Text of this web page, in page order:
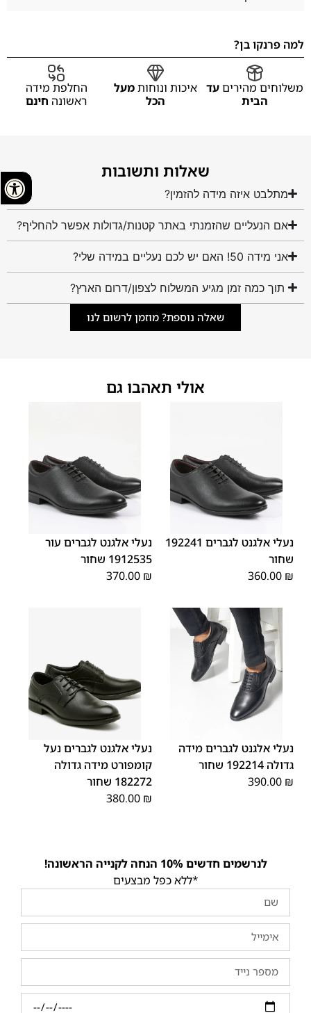
למה פרנקו בן?
משלוחים מהיריםעד
הבית
איכות ונוחותמעל
הכל
החלפת מידה
ראשונה חינם
שאלות ותשובות
מתלבט איזה מידה להזמין?
אם הנעליים שהזמנתי באתר קטנות/גדולות אפשר להחליף?
אני מידה 50! האם יש לכם נעליים במידה שלי?
תוך כמה זמן מגיע המשלוח לצפון/דרום הארץ?
שאלה נוספת? מוזמן לרשום לנו
אולי תאהבו גם
40
41
42
43
נעלי אלגנט לגברים 192241
שחור
360.00 ₪
40
41
42
43
נעלי אלגנט לגברים עור
1912535 שחור
370.00 ₪
נעלי אלגנט לגברים מידה
גדולה 192214 שחור
390.00 ₪
נעלי אלגנט לגברים נעל
קומפורט מידה גדולה
182272 שחור
380.00 ₪
לנרשמים חדשים 10% הנחה לקנייה הראשונה!
*ללא כפל מבצעים